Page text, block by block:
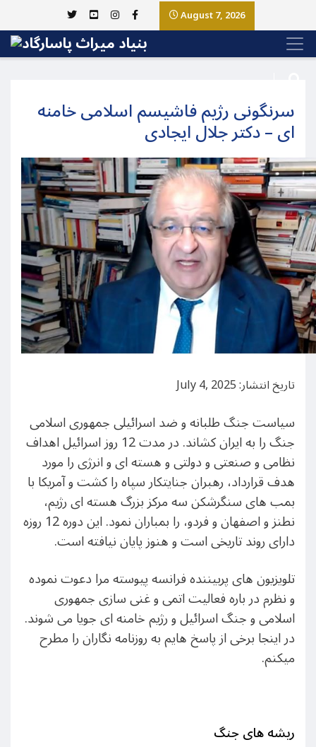
August 7, 2026
سرنگونی رژیم فاشیسم اسلامی خامنه
ای – دکتر جلال ایجادی
تاریخ انتشار: July 4, 2025
سیاست جنگ طلبانه و ضد اسرائیلی جمهوری اسلامی
جنگ را به ایران کشاند. در مدت 12 روز اسرائیل اهداف
نظامی و صنعتی و دولتی و هسته ای و انرژی را مورد
هدف قرارداد، رهبران جنایتکار سپاه را کشت و آمریکا با
بمب های سنگرشکن سه مرکز بزرگ هسته ای رژیم،
نطنز و اصفهان و فردو، را بمباران نمود. این دوره 12 روزه
دارای روند تاریخی است و هنوز پایان نیافته است.
تلویزیون های پربیننده فرانسه پیوسته مرا دعوت نموده
و نظرم در باره فعالیت اتمی و غنی سازی جمهوری
اسلامی و جنگ اسرائیل و رژیم خامنه ای جویا می شوند.
در اینجا برخی از پاسخ هایم به روزنامه نگاران را مطرح
میکنم.
ریشه های جنگ